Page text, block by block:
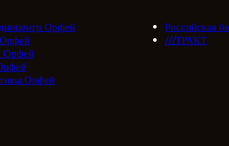
Орфей
Орфей
Российская
///ТРАКТ